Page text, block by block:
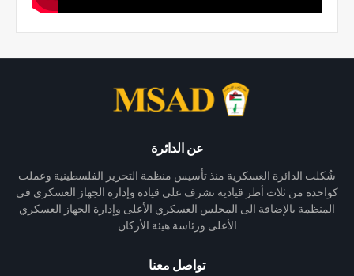
عن الدائرة
شُكلت الدائرة العسكرية منذ تأسيس منظمة التحرير الفلسطينية وعملت
كواحدة من ثلاث أطر قيادية تشرف على قيادة وإدارة الجهاز العسكري في
المنظمة بالإضافة الى المجلس العسكري الأعلى وإدارة الجهاز العسكري
الأعلى ورئاسة هيئة الأركان
تواصل معنا